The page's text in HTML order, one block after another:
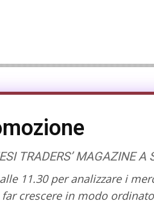
TRADERS’ MAGAZINE A
11.30 per analizzare i
crescere in modo